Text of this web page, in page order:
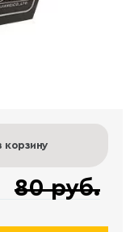
корзину
80 руб.